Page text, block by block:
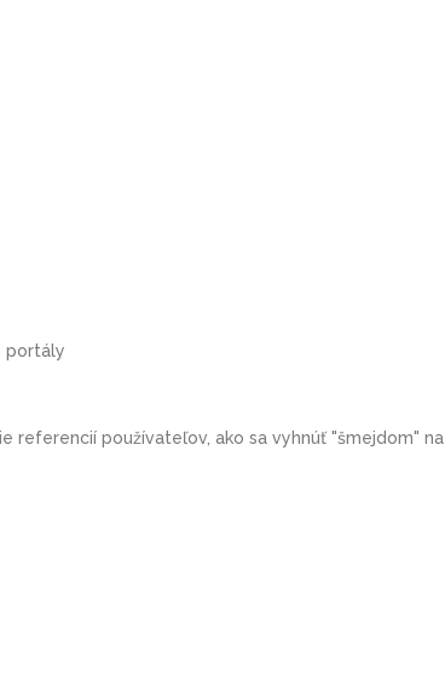
portály
referencií používateľov, ako sa vyhnúť "šmejdom" na